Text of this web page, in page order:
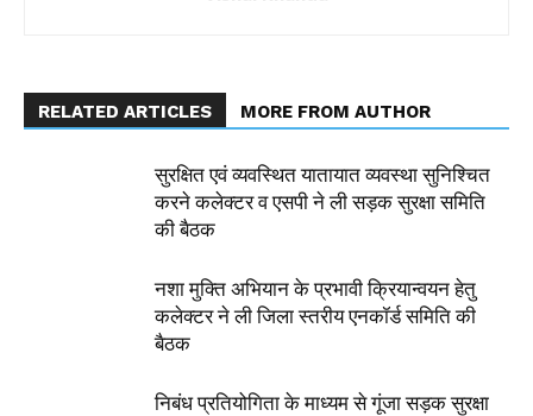
RELATED ARTICLES MORE FROM AUTHOR
सुरक्षित एवं व्यवस्थित यातायात व्यवस्था सुनिश्चित
करने कलेक्टर व एसपी ने ली सड़क सुरक्षा समिति
की बैठक
नशा मुक्ति अभियान के प्रभावी क्रियान्वयन हेतु
कलेक्टर ने ली जिला स्तरीय एनकॉर्ड समिति की
बैठक
निबंध प्रतियोगिता के माध्यम से गूंजा सड़क सुरक्षा